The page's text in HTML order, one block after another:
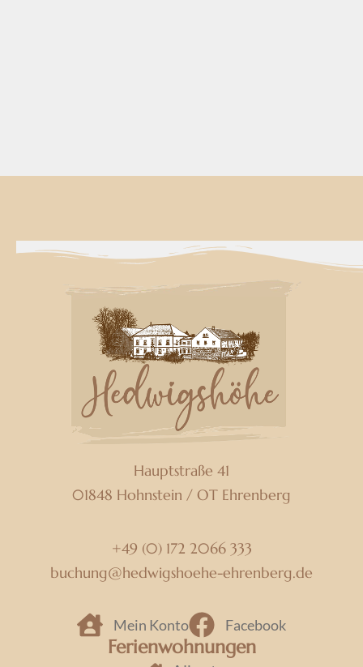
Hauptstraße 41
01848 Hohnstein / OT Ehrenberg
+49 (0) 172 2066 333
buchung­@­hedwigshoehe-ehrenberg.de
Mein Konto Facebook
Ferienwohnungen